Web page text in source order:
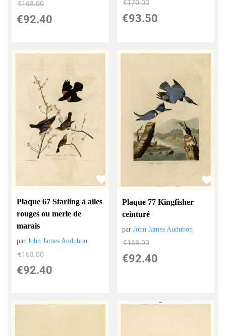
€168.00
€92.40
€170.00
€93.50
Plaque 67 Starling à ailes
rouges ou merle de
marais
parJohn James Audubon
€168.00
€92.40
Plaque 77 Kingfisher
ceinturé
parJohn James Audubon
€168.00
€92.40